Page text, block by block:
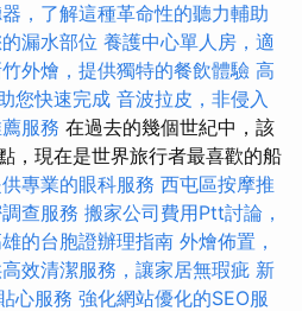
，了解這種革命性的聽力輔助
漏水部位 養護中心單人房，適
外燴，提供獨特的餐飲體驗 高
您快速完成 音波拉皮，非侵入
服務 在過去的幾個世紀中，該
，現在是世界旅行者最喜歡的船
專業的眼科服務 西屯區按摩推
查服務 搬家公司費用Ptt討論，
的台胞證辦理指南 外燴佈置，
效清潔服務，讓家居無瑕疵 新
心服務 強化網站優化的SEO服